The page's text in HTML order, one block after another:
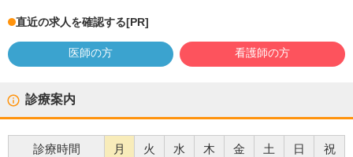
直近の求人を確認する[PR]
医師の方 看護師の方
診療案内
診療時間 月 火 水 木 金 土 日 祝